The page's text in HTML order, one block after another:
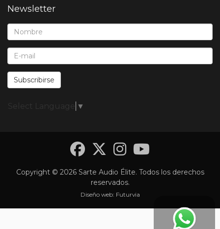
Newsletter
Nombre*:
E-Mail*:
Subscribirse
Select Language ▼
Facebook
Twitter
Copyright © 2026 Sarte Audio Élite. Todos los derechos
reservados.
Diseño web: Futurvia